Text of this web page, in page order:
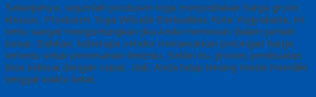
Selanjutnya, sejumlah produsen toga menyediakan harga grosir
khusus. Produsen Toga Wisuda Berkualitas Kota Yogyakarta, Ini
tentu sangat menguntungkan jika Anda memesan dalam jumlah
besar. Bahkan, beberapa vendor menawarkan potongan harga
tertentu untuk pemesanan tertentu. Selain itu, proses pembuatan
bisa selesai dengan cepat. Jadi, Anda tetap tenang meski memiliki
tenggat waktu ketat.